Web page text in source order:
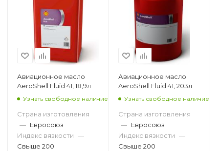
Авиационное масло
AeroShell Fluid 41, 18,9л
Узнать свободное наличие
Страна изготовления
— Евросоюз
Индекс вязкости —
Свыше 200
Авиационное масло
AeroShell Fluid 41, 203л
Узнать свободное наличие
Страна изготовления
— Евросоюз
Индекс вязкости —
Свыше 200